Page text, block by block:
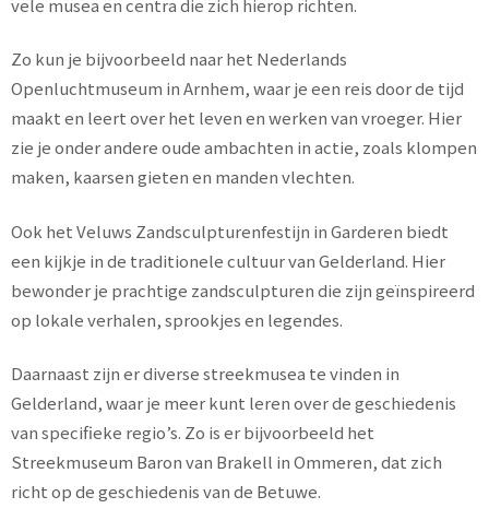
Zo kun je bijvoorbeeld naar het Nederlands
Openluchtmuseum in Arnhem, waar je een reis door de tijd
maakt en leert over het leven en werken van vroeger. Hier
zie je onder andere oude ambachten in actie, zoals klompen
maken, kaarsen gieten en manden vlechten.
Ook het Veluws Zandsculpturenfestijn in Garderen biedt
een kijkje in de traditionele cultuur van Gelderland. Hier
bewonder je prachtige zandsculpturen die zijn geïnspireerd
op lokale verhalen, sprookjes en legendes.
Daarnaast zijn er diverse streekmusea te vinden in
Gelderland, waar je meer kunt leren over de geschiedenis
van specifieke regio’s. Zo is er bijvoorbeeld het
Streekmuseum Baron van Brakell in Ommeren, dat zich
richt op de geschiedenis van de Betuwe.